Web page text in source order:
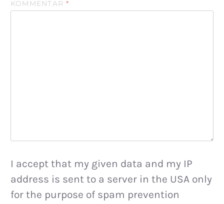
KOMMENTAR*
I accept that my given data and my IP
address is sent to a server in the USA only
for the purpose of spam prevention